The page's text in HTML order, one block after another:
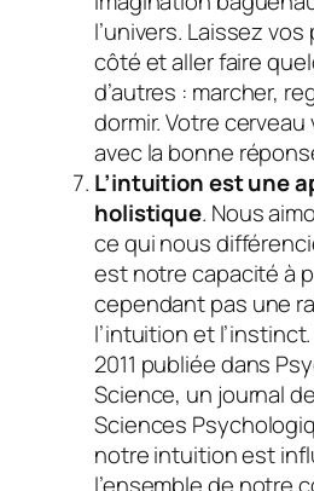
l’univers. Laissez
côté et aller faire
d’autres : marcher,
dormir. Votre
avec la bonne
L’intuition est une
holistique. Nous
ce qui nous
est notre capacité à
cependant pas une
l’intuition et
2011 publiée dans
Science, un journal
Sciences
notre intuition est